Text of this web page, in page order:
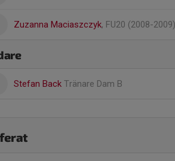
Zuzanna Maciaszczyk, FU20 (2008-2009)
Stefan Back Tränare Dam B